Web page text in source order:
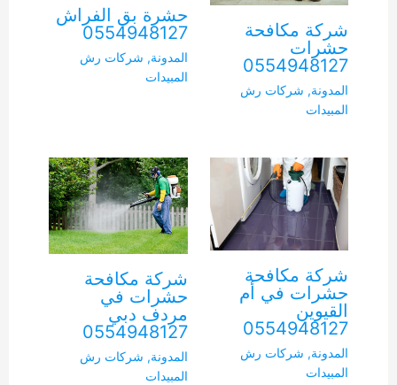
شركة مكافحة
حشرات
0554948127
المدونة, شركات رش
المبيدات
حشرة بق الفراش
0554948127
المدونة, شركات رش
المبيدات
شركة مكافحة
حشرات في أم
القيوين
0554948127
المدونة, شركات رش
المبيدات
شركة مكافحة
حشرات في
مردف دبي
0554948127
المدونة, شركات رش
المبيدات